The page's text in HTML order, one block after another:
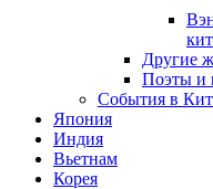
Другие
Поэты и
События в
Япония
Индия
Вьетнам
Корея